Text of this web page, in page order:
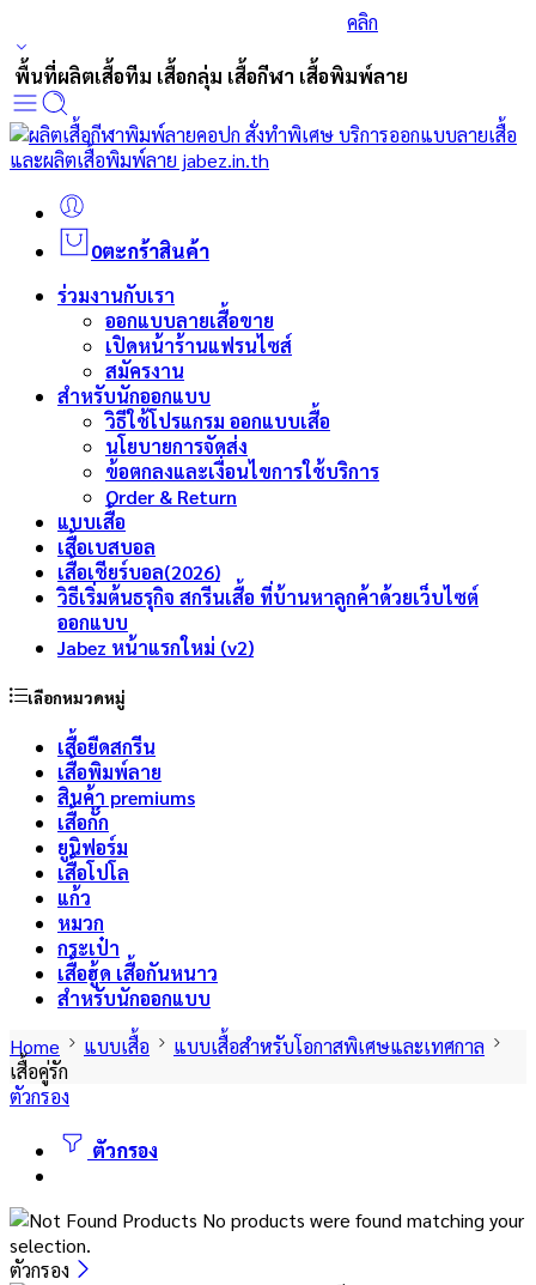
คลิก
พื้นที่ผลิตเสื้อทีม เสื้อกลุ่ม เสื้อกีฬา เสื้อพิมพ์ลาย
0ตะกร้าสินค้า
ร่วมงานกับเรา
ออกแบบลายเสื้อขาย
เปิดหน้าร้านแฟรนไซส์
สมัครงาน
สำหรับนักออกแบบ
วิธีใช้โปรแกรม ออกแบบเสื้อ
นโยบายการจัดส่ง
ข้อตกลงและเงื่อนไขการใช้บริการ
Order & Return
แบบเสื้อ
เสื้อเบสบอล
เสื้อเชียร์บอล(2026)
วิธีเริ่มต้นธรุกิจ สกรีนเสื้อ ที่บ้านหาลูกค้าด้วยเว็บไซต์
ออกแบบ
Jabez หน้าแรกใหม่ (v2)
เลือกหมวดหมู่
เสื้อยืดสกรีน
เสื้อพิมพ์ลาย
สินค้า premiums
เสื้อกั๊ก
ยูนิฟอร์ม
เสื้อโปโล
แก้ว
หมวก
กระเป๋า
เสื้อฮู้ด เสื้อกันหนาว
สำหรับนักออกแบบ
Home
แบบเสื้อ
แบบเสื้อสำหรับโอกาสพิเศษและเทศกาล
เสื้อคู่รัก
ตัวกรอง
ตัวกรอง
No products were found matching your
selection.
ตัวกรอง